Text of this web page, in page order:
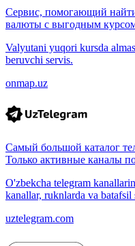
Сервис, помогающий
валюты с выгодным
Valyutani yuqori kursda
beruvchi servis.
onmap.uz
Самый большой каталог
Только активные каналы
O'zbekcha telegram
kanallar, ruknlarda va batafsil
uztelegram.com